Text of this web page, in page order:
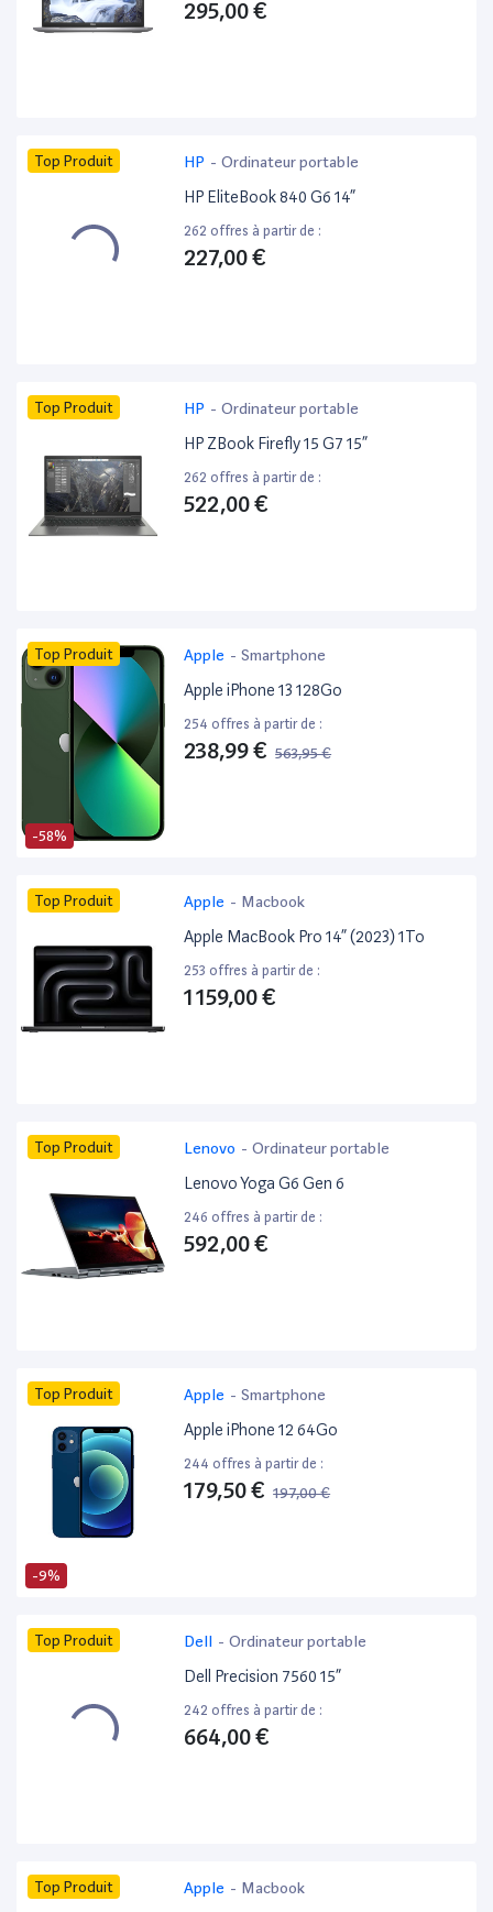
295,00 €
Top Produit HP - Ordinateur portable
HP EliteBook 840 G6 14”
262 offres à partir de :
227,00 €
Top Produit HP - Ordinateur portable
HP ZBook Firefly 15 G7 15”
262 offres à partir de :
522,00 €
-58%
Top Produit Apple - Smartphone
Apple iPhone 13 128Go
254 offres à partir de :
238,99 € 563,95 €
Top Produit Apple - Macbook
Apple MacBook Pro 14” (2023) 1To
253 offres à partir de :
1 159,00 €
Top Produit Lenovo - Ordinateur portable
Lenovo Yoga G6 Gen 6
246 offres à partir de :
592,00 €
-9%
Top Produit Apple - Smartphone
Apple iPhone 12 64Go
244 offres à partir de :
179,50 € 197,00 €
Top Produit Dell - Ordinateur portable
Dell Precision 7560 15”
242 offres à partir de :
664,00 €
Top Produit Apple - Macbook